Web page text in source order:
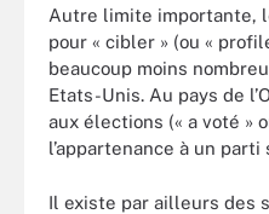
Autre limite importante,
pour « cibler » (ou «
beaucoup moins
Etats-Unis. Au pays de
aux élections (« a voté »
l’appartenance à un
Il existe par ailleurs des